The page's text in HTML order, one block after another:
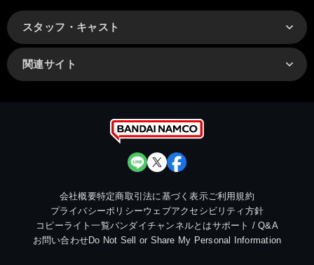
スタッフ・キャスト
関連サイト
会社概要特定商取引法に基づく表示ご利用規約
プライバシーポリシーウェブアクセシビリティ方針
コピーライト一覧バンダイチャンネルとはサポート / Q&A
お問い合わせDo Not Sell or Share My Personal Information